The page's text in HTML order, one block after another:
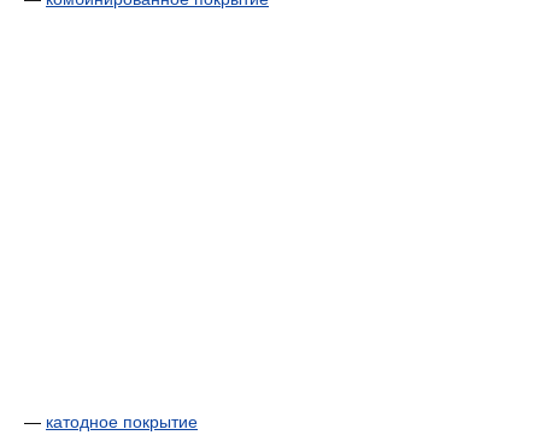
— катодное покрытие